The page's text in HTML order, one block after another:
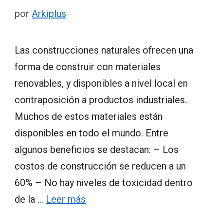
por Arkiplus
Las construcciones naturales ofrecen una
forma de construir con materiales
renovables, y disponibles a nivel local en
contraposición a productos industriales.
Muchos de estos materiales están
disponibles en todo el mundo. Entre
algunos beneficios se destacan: – Los
costos de construcción se reducen a un
60% – No hay niveles de toxicidad dentro
de la … Leer más